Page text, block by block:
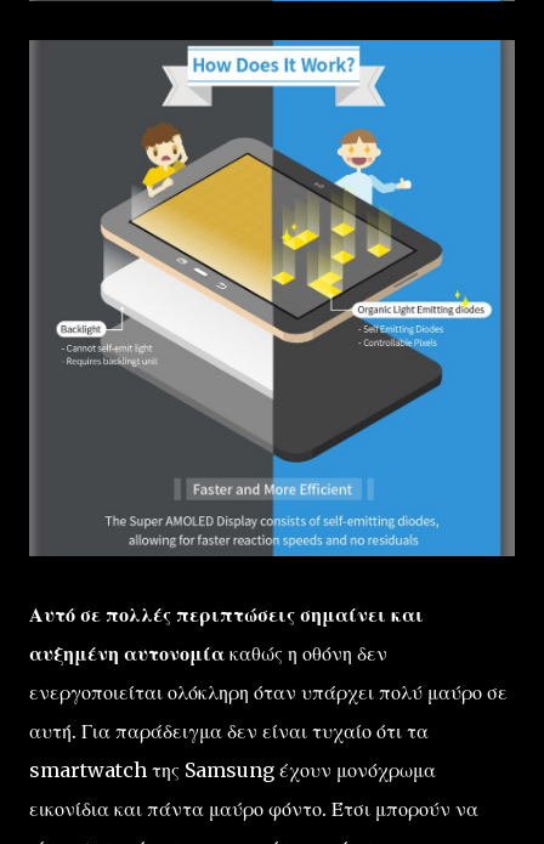
Αυτό σε πολλές περιπτώσεις σημαίνει και
αυξημένη αυτονομία καθώς η οθόνη δεν
ενεργοποιείται ολόκληρη όταν υπάρχει πολύ μαύρο σε
αυτή. Για παράδειγμα δεν είναι τυχαίο ότι τα
smartwatch της Samsung έχουν μονόχρωμα
εικονίδια και πάντα μαύρο φόντο. Έτσι μπορούν να